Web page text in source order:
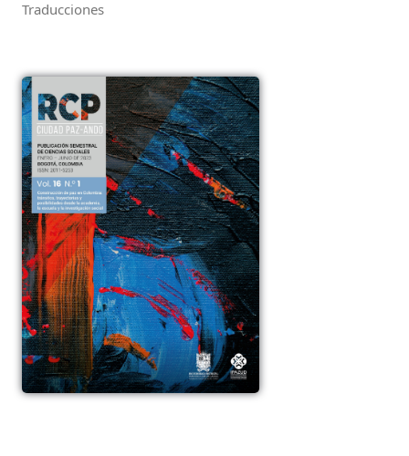
Traducciones